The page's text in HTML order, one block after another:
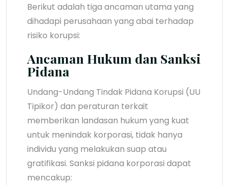
Berikut adalah tiga ancaman utama yang
dihadapi perusahaan yang abai terhadap
risiko korupsi:
Ancaman Hukum dan Sanksi
Pidana
Undang-Undang Tindak Pidana Korupsi (UU
Tipikor) dan peraturan terkait
memberikan landasan hukum yang kuat
untuk menindak korporasi, tidak hanya
individu yang melakukan suap atau
gratifikasi. Sanksi pidana korporasi dapat
mencakup: